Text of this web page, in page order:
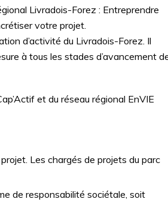
Livradois-Forez : Entreprendre
votre projet.
d’activité du Livradois-Forez. Il
à tous les stades d’avancement
et du réseau régional EnVIE
Les chargés de projets du parc
de responsabilité sociétale, soit